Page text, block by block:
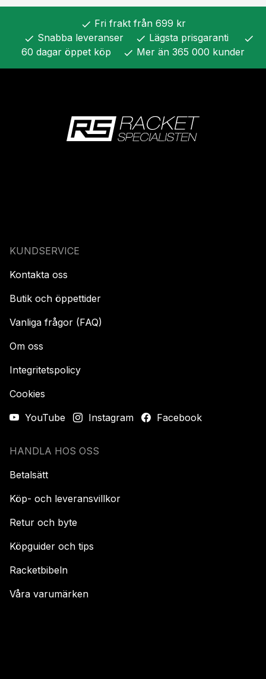
check Fri frakt från 699 kr
check Snabba leveranser check Lägsta prisgaranti check
60 dagar öppet köp check Mer än 365 000 kunder
KUNDSERVICE
Kontakta oss
Butik och öppettider
Vanliga frågor (FAQ)
Om oss
Integritetspolicy
Cookies
YouTube
Instagram Facebook
HANDLA HOS OSS
Betalsätt
Köp- och leveransvillkor
Retur och byte
Köpguider och tips
Racketbibeln
Våra varumärken